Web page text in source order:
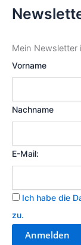
Mein Newsletter
Vorname
Nachname
E-Mail:
Ich habe die
zu.